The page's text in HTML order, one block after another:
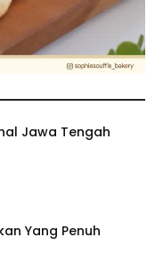
Jawa Tengah
Yang Penuh